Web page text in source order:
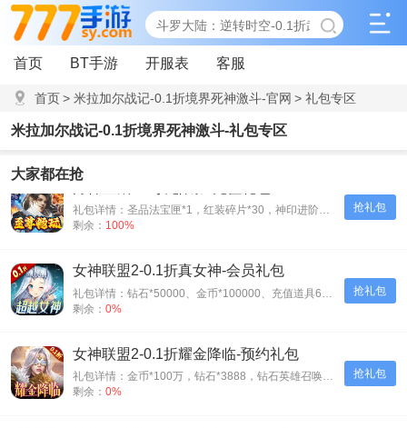
首页 BT手游 开服表 客服
首页> 米拉加尔战记-0.1折境界死神激斗-官网 > 礼包专区
米拉加尔战记-0.1折境界死神激斗-礼包专区
大家都在抢
抢礼包
礼包详情：圣品法宝匣*1，红装碎片*30，神印进阶石*30
剩余： 100%
抢礼包
女神联盟2-0.1折真女神-会员礼包
剩余： 0%
抢礼包
女神联盟2-0.1折耀金降临-预约礼包
礼包详情：金币*100万，钻石*3888，钻石英雄召唤券*5
剩余： 0%